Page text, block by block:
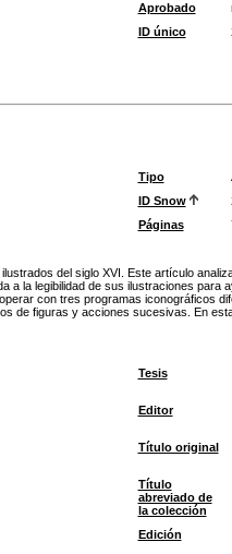
Aprobado
ID único
Tipo
ID Snow
Páginas
del siglo XVI. Este artículo
la legibilidad de sus ilustraciones para
con tres programas iconográficos
de figuras y acciones sucesivas. En
Tesis
Editor
Título original
Título
abreviado de
la colección
Edición